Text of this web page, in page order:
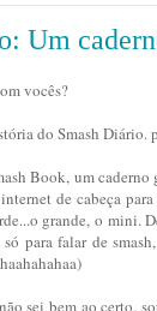
Um
vocês?
do Smash Diário.
Book, um
de cabeça
grande, o mini.
para falar de
sei bem ao certo,